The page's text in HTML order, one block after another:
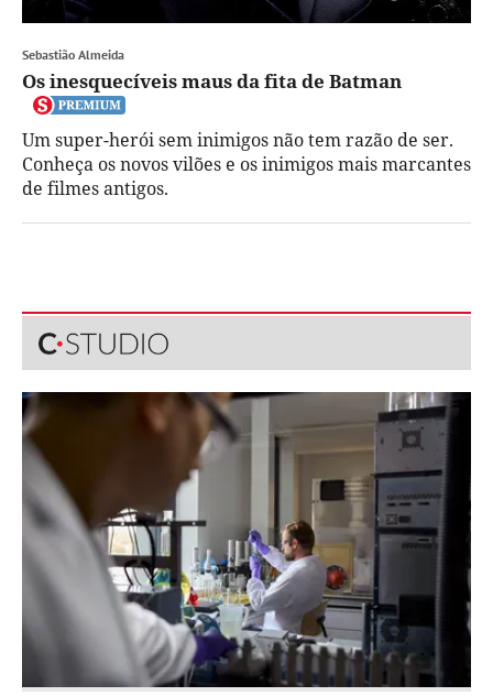
Sebastião Almeida
Os inesquecíveis maus da fita de Batman
Um super-herói sem inimigos não tem razão de ser.
Conheça os novos vilões e os inimigos mais marcantes
de filmes antigos.